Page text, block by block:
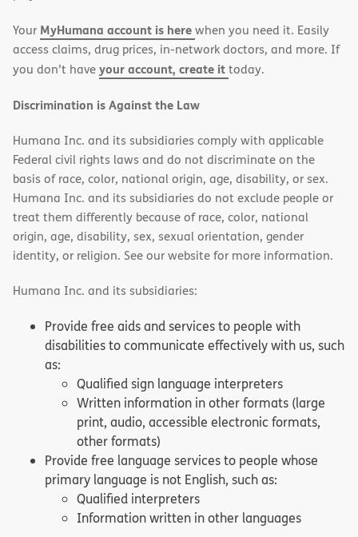
window)
window)
Your MyHumana account is herewhen you need it. Easily
access claims, drug prices, in-network doctors, and more. If
you don’t haveyour account, create ittoday.
Discrimination is Against the Law
Humana Inc. and its subsidiaries comply with applicable
Federal civil rights laws and do not discriminate on the
basis of race, color, national origin, age, disability, or sex.
Humana Inc. and its subsidiaries do not exclude people or
treat them differently because of race, color, national
origin, age, disability, sex, sexual orientation, gender
identity, or religion. See our website for more information.
Humana Inc. and its subsidiaries:
Provide free aids and services to people with
disabilities to communicate effectively with us, such
as:
Qualified sign language interpreters
Written information in other formats (large
print, audio, accessible electronic formats,
other formats)
Provide free language services to people whose
primary language is not English, such as:
Qualified interpreters
Information written in other languages